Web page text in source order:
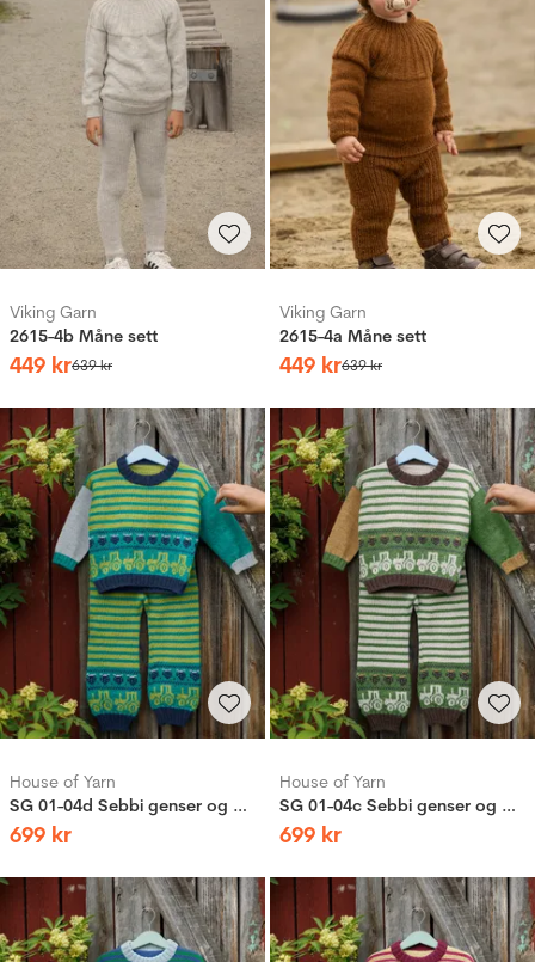
Viking Garn
2615-4b Måne sett
449 kr639kr
Viking Garn
2615-4a Måne sett
449 kr639kr
House of Yarn
SG 01-04d Sebbi genser og bukse
699 kr
House of Yarn
SG 01-04c Sebbi genser og bukse
699 kr